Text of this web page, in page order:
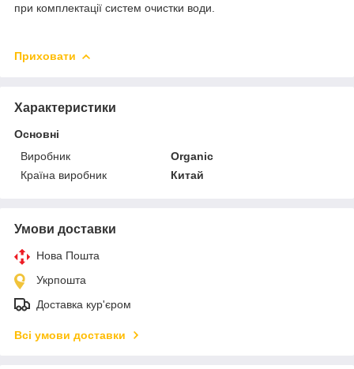
при комплектації систем очистки води.
Приховати
Характеристики
Основні
Виробник
Organic
Країна виробник
Китай
Умови доставки
Нова Пошта
Укрпошта
Доставка кур'єром
Всі умови доставки